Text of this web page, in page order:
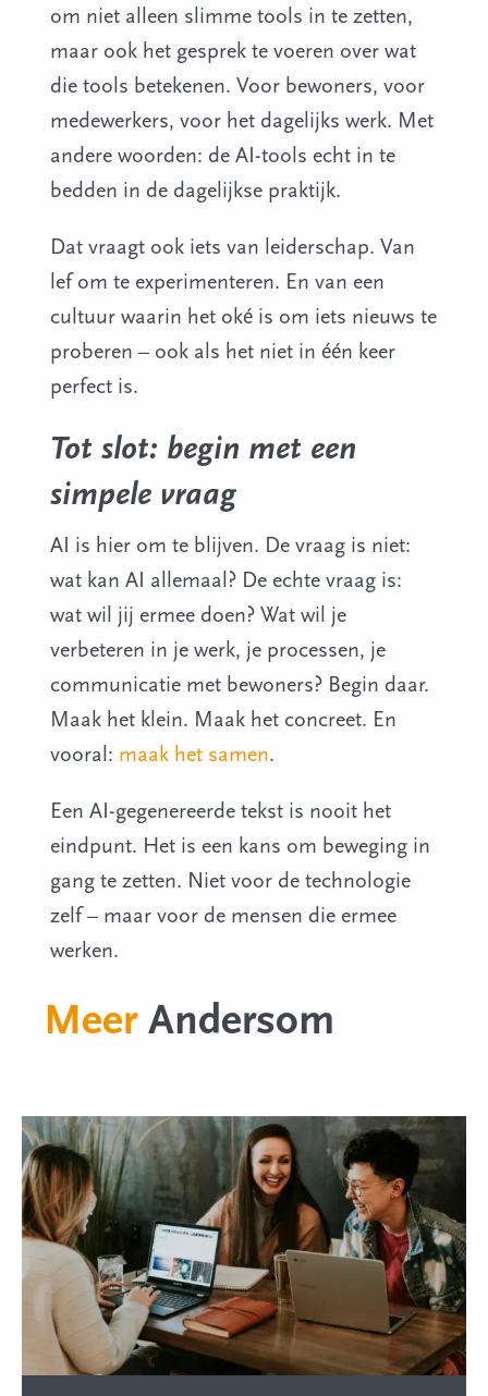
om niet alleen slimme tools in te zetten,
maar ook het gesprek te voeren over wat
die tools betekenen. Voor bewoners, voor
medewerkers, voor het dagelijks werk. Met
andere woorden: de AI-tools echt in te
bedden in de dagelijkse praktijk.
Dat vraagt ook iets van leiderschap. Van
lef om te experimenteren. En van een
cultuur waarin het oké is om iets nieuws te
proberen – ook als het niet in één keer
perfect is.
Tot slot: begin met een
simpele vraag
AI is hier om te blijven. De vraag is niet:
wat kan AI allemaal? De echte vraag is:
wat wil jij ermee doen? Wat wil je
verbeteren in je werk, je processen, je
communicatie met bewoners? Begin daar.
Maak het klein. Maak het concreet. En
vooral: maak het samen.
Een AI-gegenereerde tekst is nooit het
eindpunt. Het is een kans om beweging in
gang te zetten. Niet voor de technologie
zelf – maar voor de mensen die ermee
werken.
MeerAndersom